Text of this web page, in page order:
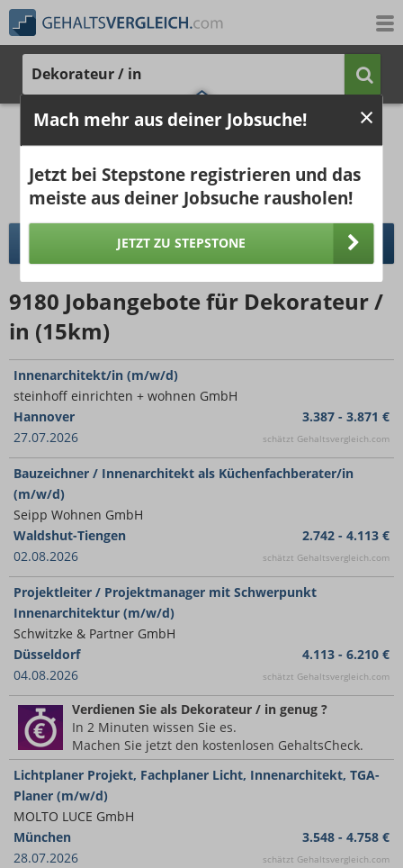
Ergebnisse verbessern -
jetzt Ort hinzufügen!
Ort hinzufügen
Dekorateur / in
1.885 € 2.585 €
Bruttogehalt bei 40 Wochenstunden.
pro Jahr pro Monat
DETAILLIERTER GEHALTSVERGLEICH
9180 Jobangebotefür Dekorateur /
in (15km)
Innenarchitekt/in (m/w/d)
steinhoff einrichten + wohnen GmbH
Hannover
27.07.2026
3.387 - 3.871 €
schätzt Gehaltsvergleich.com
Bauzeichner / Innenarchitekt als Küchenfachberater/in
(m/w/d)
Seipp Wohnen GmbH
Waldshut-Tiengen
02.08.2026
2.742 - 4.113 €
schätzt Gehaltsvergleich.com
Projektleiter / Projektmanager mit Schwerpunkt
Innenarchitektur (m/w/d)
Schwitzke & Partner GmbH
Düsseldorf
04.08.2026
4.113 - 6.210 €
schätzt Gehaltsvergleich.com
Verdienen Sie als Dekorateur / in genug ?
In 2 Minuten wissen Sie es.
Machen Sie jetzt den kostenlosen GehaltsCheck.
Lichtplaner Projekt, Fachplaner Licht, Innenarchitekt, TGA-
Planer (m/w/d)
MOLTO LUCE GmbH
München
28.07.2026
3.548 - 4.758 €
schätzt Gehaltsvergleich.com
Mach mehr aus deiner Jobsuche!
Jetzt bei Stepstone registrieren und das
meiste aus deiner Jobsuche rausholen!
JETZT ZU STEPSTONE